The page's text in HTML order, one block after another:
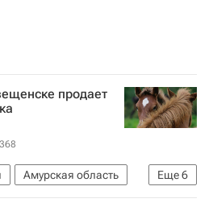
продает
368
Еще6
Амурская область